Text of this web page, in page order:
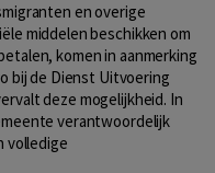
en overige
middelen beschikken om
komen in aanmerking
bij de Dienst Uitvoering
deze mogelijkheid. In
verantwoordelijk
volledige